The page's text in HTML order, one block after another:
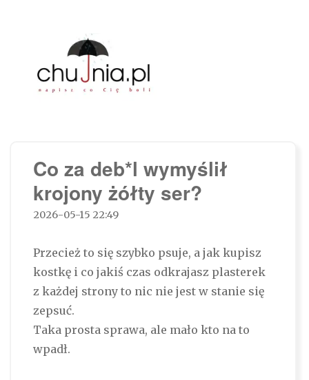
Co za deb*l wymyślił
krojony żółty ser?
2026-05-15 22:49
Przecież to się szybko psuje, a jak kupisz
kostkę i co jakiś czas odkrajasz plasterek
z każdej strony to nic nie jest w stanie się
zepsuć.
Taka prosta sprawa, ale mało kto na to
wpadł.